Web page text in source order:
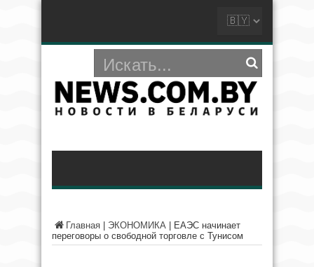
Главная ЭКОНОМИКА
ЕАЭС начинает
переговоры о свободной торговле с Тунисом